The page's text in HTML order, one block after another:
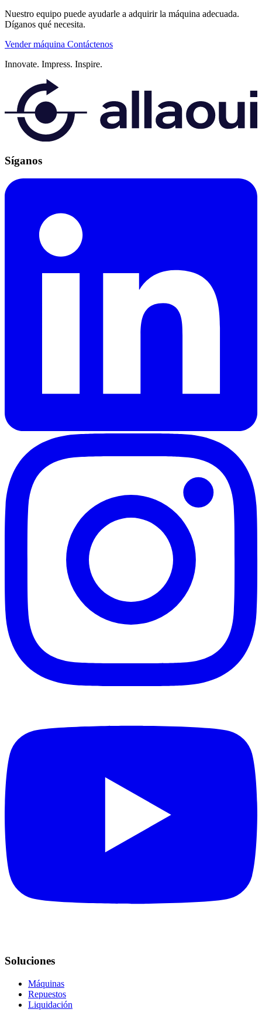
Nuestro equipo puede ayudarle a adquirir la máquina adecuada.
Díganos qué necesita.
Vender máquina Contáctenos
Innovate. Impress. Inspire.
Síganos
Soluciones
Máquinas
Repuestos
Liquidación